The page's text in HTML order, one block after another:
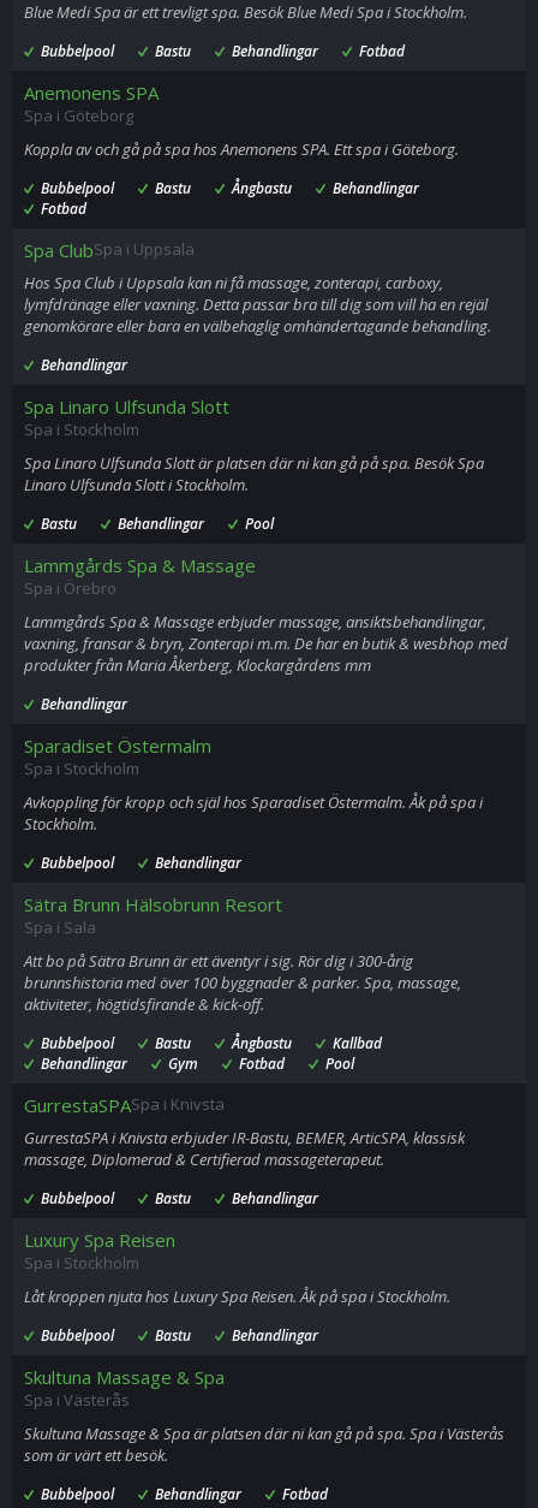
Blue Medi Spa är ett trevligt spa. Besök Blue Medi Spa i Stockholm.
Bubbelpool Bastu Behandlingar Fotbad
Anemonens SPA
Spa i Göteborg
Koppla av och gå på spa hos Anemonens SPA. Ett spa i Göteborg.
Bubbelpool Bastu Ångbastu
Behandlingar
Fotbad
Spa ClubSpa i Uppsala
Hos Spa Club i Uppsala kan ni få massage, zonterapi, carboxy,
lymfdränage eller vaxning. Detta passar bra till dig som vill ha en rejäl
genomkörare eller bara en välbehaglig omhändertagande behandling.
Behandlingar
Spa Linaro Ulfsunda Slott
Spa i Stockholm
Spa Linaro Ulfsunda Slott är platsen där ni kan gå på spa. Besök Spa
Linaro Ulfsunda Slott i Stockholm.
Bastu Behandlingar Pool
Lammgårds Spa & Massage
Spa i Örebro
Lammgårds Spa & Massage erbjuder massage, ansiktsbehandlingar,
vaxning, fransar & bryn, Zonterapi m.m. De har en butik & wesbhop med
produkter från Maria Åkerberg, Klockargårdens mm
Behandlingar
Sparadiset Östermalm
Spa i Stockholm
Avkoppling för kropp och själ hos Sparadiset Östermalm. Åk på spa i
Stockholm.
Bubbelpool Behandlingar
Sätra Brunn Hälsobrunn Resort
Spa i Sala
Att bo på Sätra Brunn är ett äventyr i sig. Rör dig i 300-årig
brunnshistoria med över 100 byggnader & parker. Spa, massage,
aktiviteter, högtidsfirande & kick-off.
Bubbelpool Bastu Ångbastu
Kallbad
Behandlingar
Gym Fotbad Pool
GurrestaSPASpa i Knivsta
GurrestaSPA i Knivsta erbjuder IR-Bastu, BEMER, ArticSPA, klassisk
massage, Diplomerad & Certifierad massageterapeut.
Bubbelpool Bastu Behandlingar
Luxury Spa Reisen
Spa i Stockholm
Låt kroppen njuta hos Luxury Spa Reisen. Åk på spa i Stockholm.
Bubbelpool Bastu Behandlingar
Skultuna Massage & Spa
Spa i Västerås
Skultuna Massage & Spa är platsen där ni kan gå på spa. Spa i Västerås
som är värt ett besök.
Bubbelpool Behandlingar Fotbad